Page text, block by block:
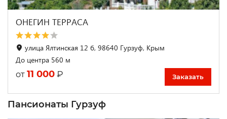
ОНЕГИН ТЕРРАСА
улица Ялтинская 12 б, 98640 Гурзуф, Крым
До центра 560 м
от 11 000 ₽ Заказать
Пансионаты Гурзуф